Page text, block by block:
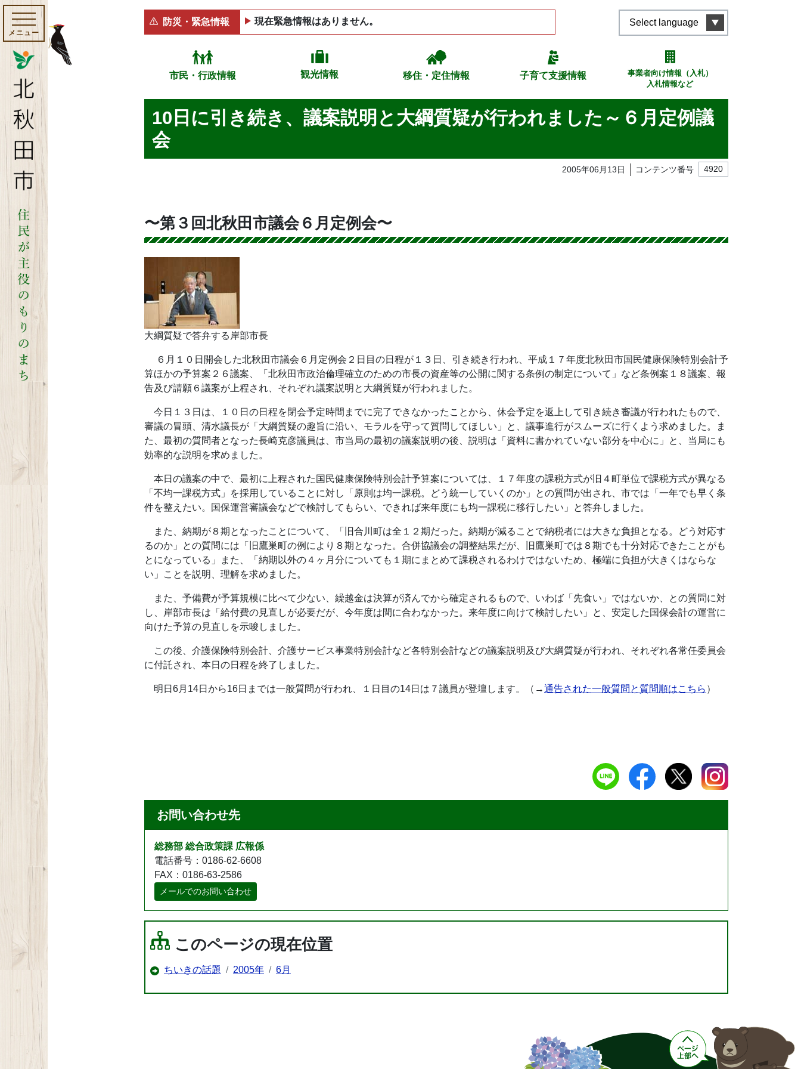
メニュー
防災・緊急情報 現在緊急情報はありません。 Select language
市民・行政情報 観光情報 移住・定住情報 子育て支援情報
事業者向け情報（入札）
入札情報など
10日に引き続き、議案説明と大綱質疑が行われました～６月定例議
会
2005年06月13日 コンテンツ番号 4920
〜第３回北秋田市議会６月定例会〜
大綱質疑で答弁する岸部市長
６月１０日開会した北秋田市議会６月定例会２日目の日程が１３日、引き続き行われ、平成１７年度北秋田市国民健康保険特別会計予
算ほかの予算案２６議案、「北秋田市政治倫理確立のための市長の資産等の公開に関する条例の制定について」など条例案１８議案、報
告及び請願６議案が上程され、それぞれ議案説明と大綱質疑が行われました。
今日１３日は、１０日の日程を閉会予定時間までに完了できなかったことから、休会予定を返上して引き続き審議が行われたもので、
審議の冒頭、清水議長が「大綱質疑の趣旨に沿い、モラルを守って質問してほしい」と、議事進行がスムーズに行くよう求めました。ま
た、最初の質問者となった長崎克彦議員は、市当局の最初の議案説明の後、説明は「資料に書かれていない部分を中心に」と、当局にも
効率的な説明を求めました。
本日の議案の中で、最初に上程された国民健康保険特別会計予算案については、１７年度の課税方式が旧４町単位で課税方式が異なる
「不均一課税方式」を採用していることに対し「原則は均一課税。どう統一していくのか」との質問が出され、市では「一年でも早く条
件を整えたい。国保運営審議会などで検討してもらい、できれば来年度にも均一課税に移行したい」と答弁しました。
また、納期が８期となったことについて、「旧合川町は全１２期だった。納期が減ることで納税者には大きな負担となる。どう対応す
るのか」との質問には「旧鷹巣町の例により８期となった。合併協議会の調整結果だが、旧鷹巣町では８期でも十分対応できたことがも
とになっている」また、「納期以外の４ヶ月分についても１期にまとめて課税されるわけではないため、極端に負担が大きくはならな
い」ことを説明、理解を求めました。
また、予備費が予算規模に比べて少ない、繰越金は決算が済んでから確定されるもので、いわば「先食い」ではないか、との質問に対
し、岸部市長は「給付費の見直しが必要だが、今年度は間に合わなかった。来年度に向けて検討したい」と、安定した国保会計の運営に
向けた予算の見直しを示唆しました。
この後、介護保険特別会計、介護サービス事業特別会計など各特別会計などの議案説明及び大綱質疑が行われ、それぞれ各常任委員会
に付託され、本日の日程を終了しました。
明日6月14日から16日までは一般質問が行われ、１日目の14日は７議員が登壇します。（→通告された一般質問と質問順はこちら ）
お問い合わせ先
総務部 総合政策課 広報係
電話番号：0186-62-6608
FAX：0186-63-2586
メールでのお問い合わせ
このページの現在位置
ちいきの話題 2005年 6月